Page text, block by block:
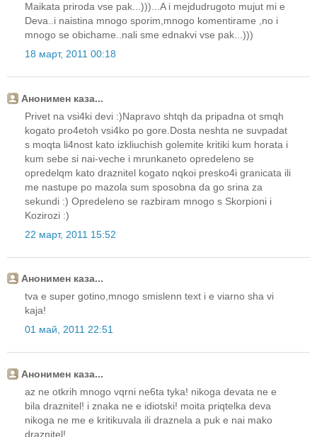
Maikata priroda vse pak...)))...A i mejdudrugoto mujut mi e
Deva..i naistina mnogo sporim,mnogo komentirame ,no i
mnogo se obichame..nali sme ednakvi vse pak...)))
18 март, 2011 00:18
Анонимен каза...
Privet na vsi4ki devi :)Napravo shtqh da pripadna ot smqh
kogato pro4etoh vsi4ko po gore.Dosta neshta ne suvpadat
s moqta li4nost kato izkliuchish golemite kritiki kum horata i
kum sebe si nai-veche i mrunkaneto opredeleno se
opredelqm kato draznitel kogato nqkoi presko4i granicata ili
me nastupe po mazola sum sposobna da go srina za
sekundi :) Opredeleno se razbiram mnogo s Skorpioni i
Kozirozi :)
22 март, 2011 15:52
Анонимен каза...
tva e super gotino,mnogo smislenn text i e viarno sha vi
kaja!
01 май, 2011 22:51
Анонимен каза...
az ne otkrih mnogo vqrni ne6ta tyka! nikoga devata ne e
bila draznitel! i znaka ne e idiotski! moita priqtelka deva
nikoga ne me e kritikuvala ili draznela a puk e nai mako
draznitel!